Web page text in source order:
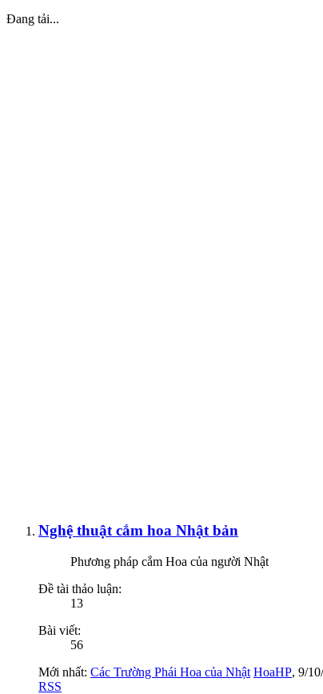
Đang tải...
Nghệ thuật cắm hoa Nhật bản
Phương pháp cắm Hoa của người Nhật
Đề tài thảo luận:
13
Bài viết:
56
Mới nhất: Các Trường Phái Hoa của Nhật HoaHP, 9/
RSS